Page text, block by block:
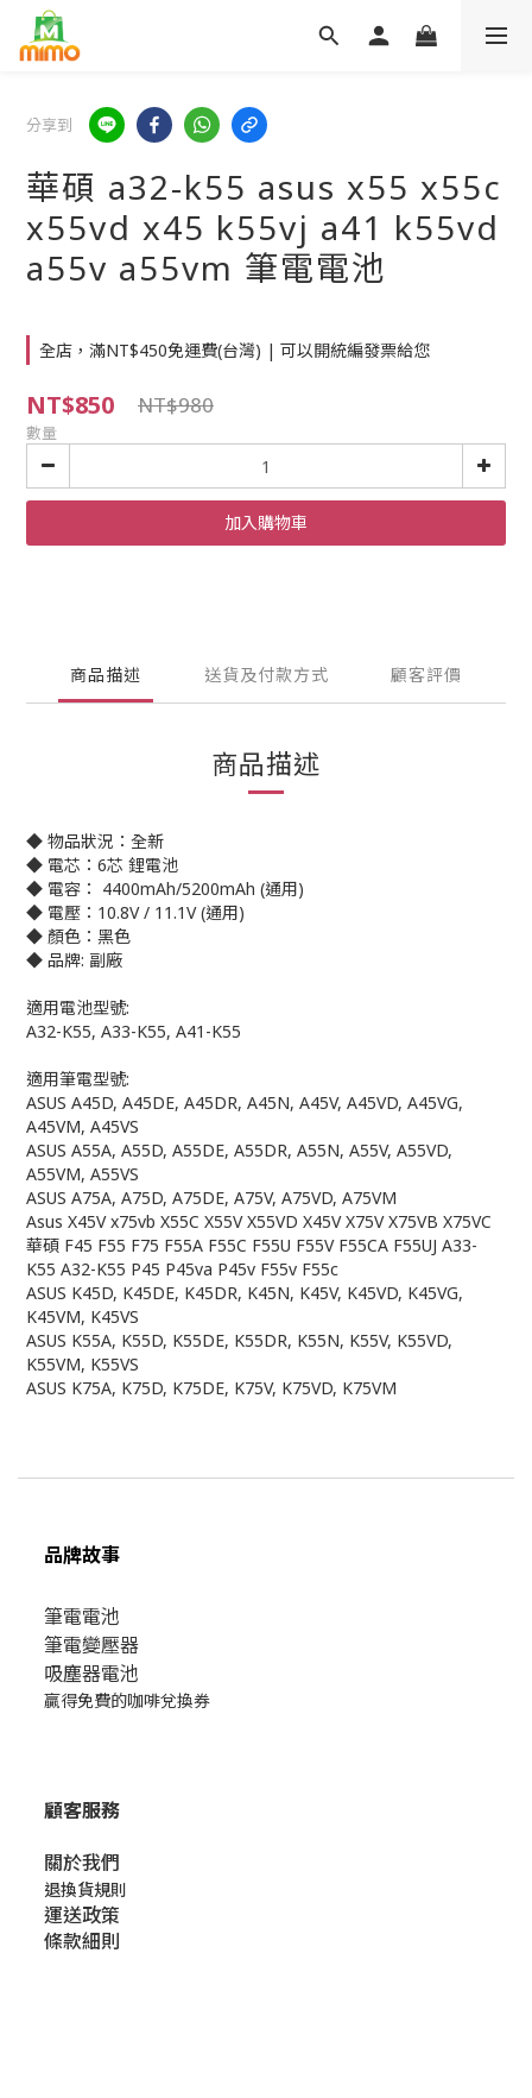
分享到
華碩 a32-k55 asus x55 x55c
x55vd x45 k55vj a41 k55vd
a55v a55vm 筆電電池
全店，滿NT$450免運費(台灣) | 可以開統編發票給您
NT$850 NT$980
數量
加入購物車
商品描述 送貨及付款方式 顧客評價
商品描述
◆ 物品狀況：全新
◆ 電芯：6芯 鋰電池
◆ 電容： 4400mAh/5200mAh (通用)
◆ 電壓：10.8V / 11.1V (通用)
◆ 顏色：黑色
◆ 品牌: 副廠
適用電池型號:
A32-K55, A33-K55, A41-K55
適用筆電型號:
ASUS A45D, A45DE, A45DR, A45N, A45V, A45VD, A45VG,
A45VM, A45VS
ASUS A55A, A55D, A55DE, A55DR, A55N, A55V, A55VD,
A55VM, A55VS
ASUS A75A, A75D, A75DE, A75V, A75VD, A75VM
Asus X45V x75vb X55C X55V X55VD X45V X75V X75VB X75VC
華碩 F45 F55 F75 F55A F55C F55U F55V F55CA F55UJ A33-
K55 A32-K55 P45 P45va P45v F55v F55c
ASUS K45D, K45DE, K45DR, K45N, K45V, K45VD, K45VG,
K45VM, K45VS
ASUS K55A, K55D, K55DE, K55DR, K55N, K55V, K55VD,
K55VM, K55VS
ASUS K75A, K75D, K75DE, K75V, K75VD, K75VM
品牌故事
筆電電池
筆電變壓器
吸塵器電池
贏得免費的咖啡兌換券
顧客服務
關於我們​
退換貨規則
運送政策
條款細則